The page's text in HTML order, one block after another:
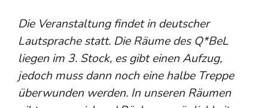
Die Veranstaltung findet in deutscher
Lautsprache statt. Die Räume des Q*BeL
liegen im 3. Stock, es gibt einen Aufzug,
jedoch muss dann noch eine halbe Treppe
überwunden werden. In unseren Räumen